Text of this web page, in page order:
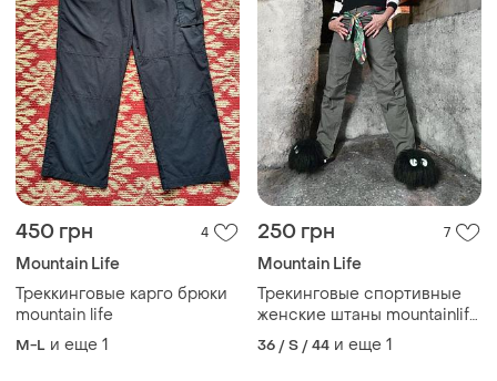
450 грн 4
Mountain Life
Треккинговые карго брюки
mountain life
M-L и еще 1
250 грн 7
Mountain Life
Трекинговые спортивные
женские штаны mountainlife
высокая посадка прямые
36 / S / 44 и еще 1